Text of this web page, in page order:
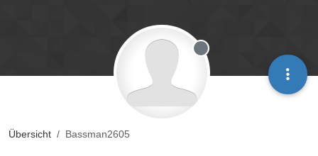
Übersicht Bassman2605
Offline